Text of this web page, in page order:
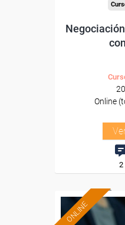
Online
2
ONLINE